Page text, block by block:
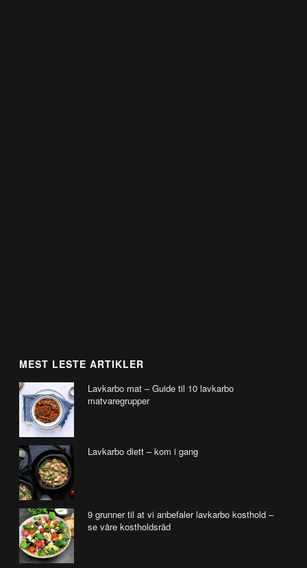
MEST LESTE ARTIKLER
Lavkarbo mat – Guide til 10 lavkarbo
matvaregrupper
Lavkarbo diett – kom i gang
9 grunner til at vi anbefaler lavkarbo kosthold –
se våre kostholdsråd